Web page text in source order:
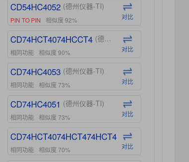
CD54HC4052 (德州仪器-TI)
PIN TO PIN 相似度 92% 对比
CD74HCT4074HCCT4 (德州仪器-TI)
相同功能 相似度 90% 对比
CD74HC4053 (德州仪器-TI)
相同功能 相似度 73% 对比
CD74HC4051 (德州仪器-TI)
相同功能 相似度 73% 对比
CD74HCT4074HCT474HCT4 (德州仪器-TI)
相同功能 相似度 70% 对比